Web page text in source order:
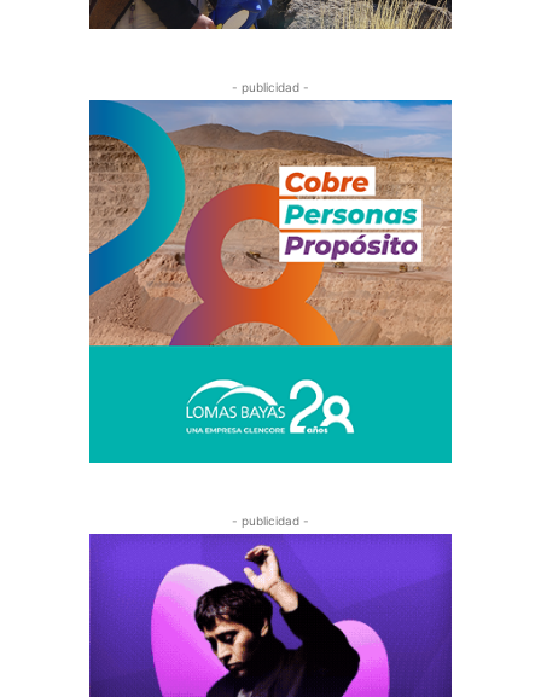
- publicidad -
- publicidad -